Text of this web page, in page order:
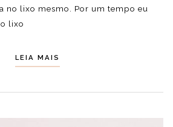
no lixo mesmo. Por um tempo eu
lixo
LEIA MAIS